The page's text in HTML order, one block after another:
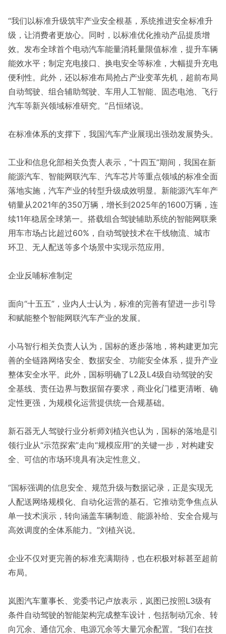
“我们以标准升级筑牢产业安全根基，系统推进安全标准升
级，让消费者更放心。同时，以标准优化推动产品提质增
效。发布全球首个电动汽车能量消耗量限值标准，提升车辆
能效水平；制定充电接口、换电安全等标准，大幅提升充电
便利性。此外，还以标准布局抢占产业变革先机，超前布局
自动驾驶、组合辅助驾驶、车用人工智能、固态电池、飞行
汽车等新兴领域标准研究。”吕恒绪说。
在标准体系的支撑下，我国汽车产业展现出强劲发展势头。
工业和信息化部相关负责人表示，“十四五”期间，我国在新
能源汽车、智能网联汽车、汽车芯片等重点领域的标准全面
落地实施，汽车产业的转型升级成效明显。新能源汽车年产
销量从2021年的350万辆，增长到2025年的1600万辆，连
续11年稳居全球第一。搭载组合驾驶辅助系统的智能网联乘
用车市场占比超过60%，自动驾驶技术在干线物流、城市
环卫、无人配送等多个场景中实现示范应用。
企业反哺标准制定
面向“十五五”，业内人士认为，标准的完善有望进一步引导
和赋能整个智能网联汽车产业的发展。
小马智行相关负责人认为，国标的逐步落地，将构建更加完
善的全链路网络安全、数据安全、功能安全体系，提升产业
整体安全水平。此外，国标明确了L2及L4级自动驾驶的安
全基线、责任边界与数据留存要求，商业化门槛更清晰、确
定性更强，为规模化运营提供统一合规基础。
新石器无人驾驶行业分析师刘植兴也认为，国标的落地是引
领行业从“示范探索”走向“规模应用”的关键一步，对构建安
全、可信的市场环境具有决定性意义。
“国标强调的信息安全、规范升级与数据记录，正是实现无
人配送网络规模化、自动化运营的基石。它推动竞争焦点从
单一技术演示，转向涵盖车辆制造、能源补给、安全合规与
高效调度的全体系能力。”刘植兴说。
企业不仅对更完善的标准充满期待，也在积极对标甚至超前
布局。
岚图汽车董事长、党委书记卢放表示，岚图已按照L3级有
条件自动驾驶的智能架构完成整车设计，包括制动冗余、转
向冗余、通信冗余、电源冗余等大量冗余配置。“我们在技